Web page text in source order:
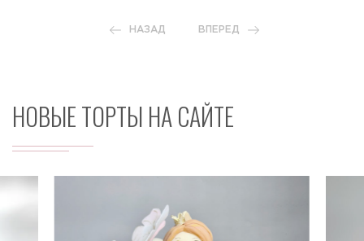
НАЗАД ВПЕРЕД
НОВЫЕ ТОРТЫ НА САЙТЕ